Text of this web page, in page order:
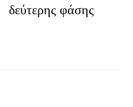
δεύτερης φάσης